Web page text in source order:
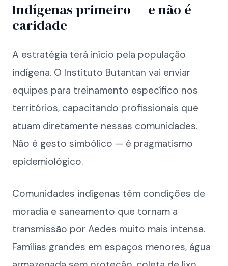
Indígenas primeiro — e não é
caridade
A estratégia terá início pela população
indígena. O Instituto Butantan vai enviar
equipes para treinamento específico nos
territórios, capacitando profissionais que
atuam diretamente nessas comunidades.
Não é gesto simbólico — é pragmatismo
epidemiológico.
Comunidades indígenas têm condições de
moradia e saneamento que tornam a
transmissão por Aedes muito mais intensa.
Famílias grandes em espaços menores, água